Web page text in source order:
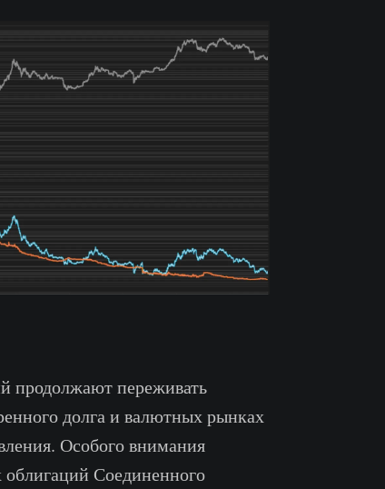
продолжают переживать
долга и валютных рынках
Особого внимания
облигаций Соединенного